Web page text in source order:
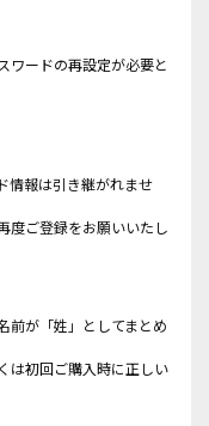
ワードの再設定が必要と
情報は引き継がれませ
度ご登録をお願いいたし
前が「姓」としてまとめ
は初回ご購入時に正しい